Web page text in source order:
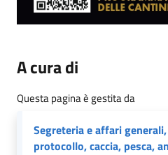
A cura di
Questa pagina è gestita da
Segreteria e affari
protocollo, caccia, pesca,